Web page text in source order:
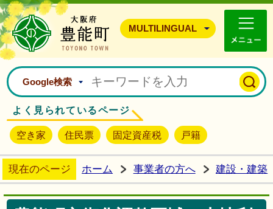
豊能町ホームページ
MULTILINGUAL
Google検索
よく見られているページ
空き家 住民票 固定資産税 戸籍
現在のページ ホーム 事業者の方へ 建設・建築